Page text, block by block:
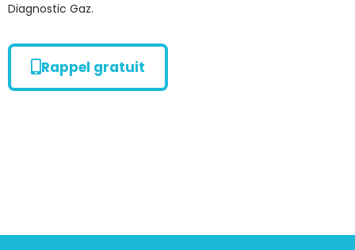
Diagnostic Gaz.
Rappel gratuit